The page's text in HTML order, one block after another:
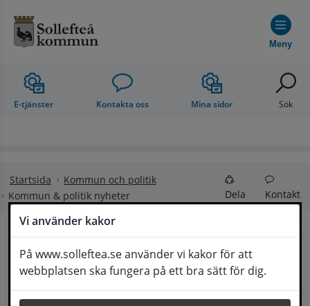
Vi använder kakor
På www.solleftea.se använder vi kakor för att
webbplatsen ska fungera på ett bra sätt för dig.
Meny
E-tjänster Kontakta oss Mina sidor Sök
Startsida
Kommun och politik
Kommun & politik nyheter
Dela Kontakt
Kommun & politik
nyheter